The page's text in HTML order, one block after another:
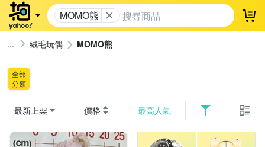
MOMO熊 登
絨毛玩偶 MOMO熊
全部
分類
最新上架 價格 最高人氣